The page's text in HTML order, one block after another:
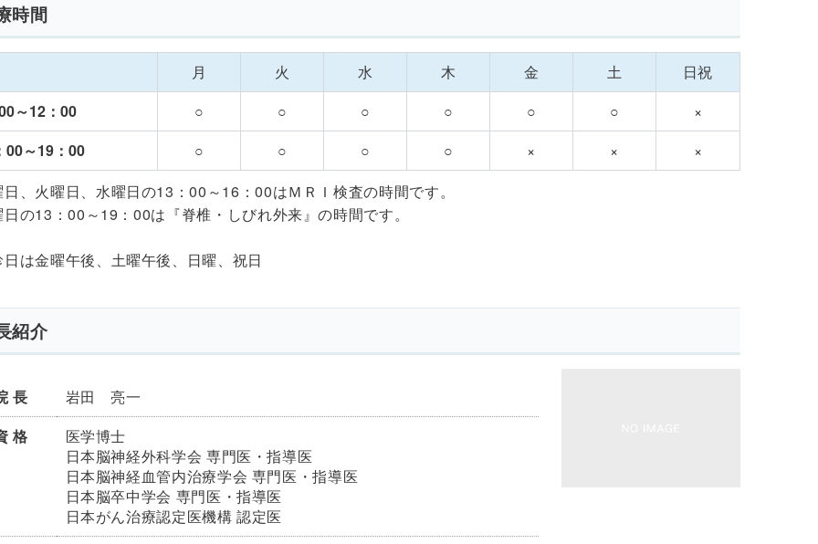
時間
月 火 水 木 金 土
日祝
～12：00
○ ○ ○ ○ ○ ○
×
00～19：00
○ ○ ○ ○ × ×
×
、火曜日、水曜日の13：00～16：00はＭＲＩ検査の時間です。
の13：00～19：00は『脊椎・しびれ外来』の時間です。
は金曜午後、土曜午後、日曜、祝日
紹介
長
岩田 亮一
格
医学博士
日本脳神経外科学会 専門医・指導医
日本脳神経血管内治療学会 専門医・指導医
日本脳卒中学会 専門医・指導医
日本がん治療認定医機構 認定医